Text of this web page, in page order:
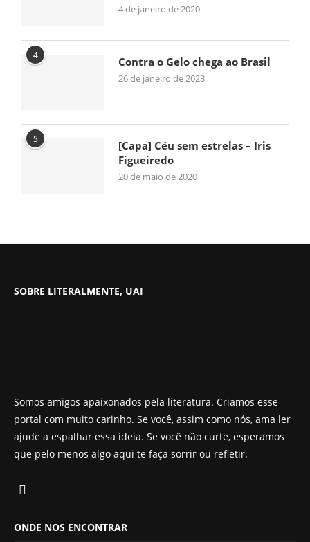
4 de janeiro de 2020
4 Contra o Gelo chega ao Brasil
26 de janeiro de 2023
5
[Capa] Céu sem estrelas – Iris
Figueiredo
20 de maio de 2020
SOBRE LITERALMENTE, UAI
Somos amigos apaixonados pela literatura. Criamos esse
portal com muito carinho. Se você, assim como nós, ama ler
ajude a espalhar essa ideia. Se você não curte, esperamos
que pelo menos algo aqui te faça sorrir ou refletir.
ONDE NOS ENCONTRAR